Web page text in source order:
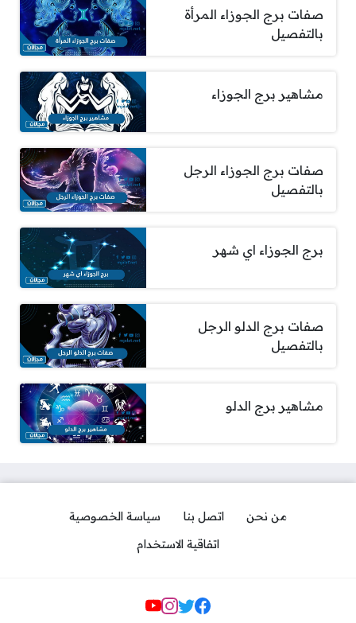
صفات برج الجوزاء المرأة
بالتفصيل
مشاهير برج الجوزاء
صفات برج الجوزاء الرجل
بالتفصيل
برج الجوزاء اي شهر
صفات برج الدلو الرجل
بالتفصيل
مشاهير برج الدلو
من نحن اتصل بنا
سياسة الخصوصية
اتفاقية الاستخدام
مواقع التواصل